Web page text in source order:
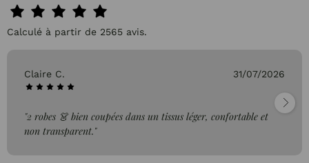
Calculé à partir de 2565 avis.
Claire C. 31/07/2026
"2 robes 👗 bien coupées dans un tissus léger, confortable et
non transparent."